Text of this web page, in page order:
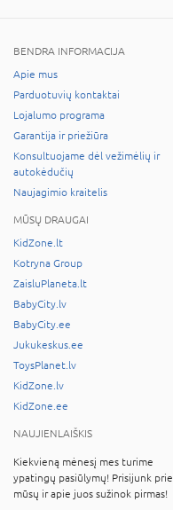
BENDRA INFORMACIJA
Apie mus
Parduotuvių kontaktai
Lojalumo programa
Garantija ir priežiūra
Konsultuojame dėl vežimėlių ir
autokėdučių
Naujagimio kraitelis
MŪSŲ DRAUGAI
KidZone.lt
Kotryna Group
ZaisluPlaneta.lt
BabyCity.lv
BabyCity.ee
Jukukeskus.ee
ToysPlanet.lv
KidZone.lv
KidZone.ee
NAUJIENLAIŠKIS
Kiekvieną mėnesį mes turime
ypatingų pasiūlymų! Prisijunk prie
mūsų ir apie juos sužinok pirmas!